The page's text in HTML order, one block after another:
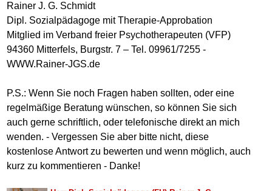
Rainer J. G. Schmidt
Dipl. Sozialpädagoge mit Therapie-Approbation
Mitglied im Verband freier Psychotherapeuten (VFP)
94360 Mitterfels, Burgstr. 7 – Tel. 09961/7255 -
WWW.Rainer-JGS.de
P.S.: Wenn Sie noch Fragen haben sollten, oder eine
regelmäßige Beratung wünschen, so können Sie sich
auch gerne schriftlich, oder telefonische direkt an mich
wenden. - Vergessen Sie aber bitte nicht, diese
kostenlose Antwort zu bewerten und wenn möglich, auch
kurz zu kommentieren - Danke!